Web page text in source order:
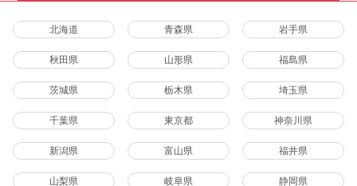
北海道 青森県 岩手県
秋田県 山形県 福島県
茨城県 栃木県 埼玉県
千葉県 東京都 神奈川県
新潟県 富山県 福井県
山梨県 岐阜県 静岡県